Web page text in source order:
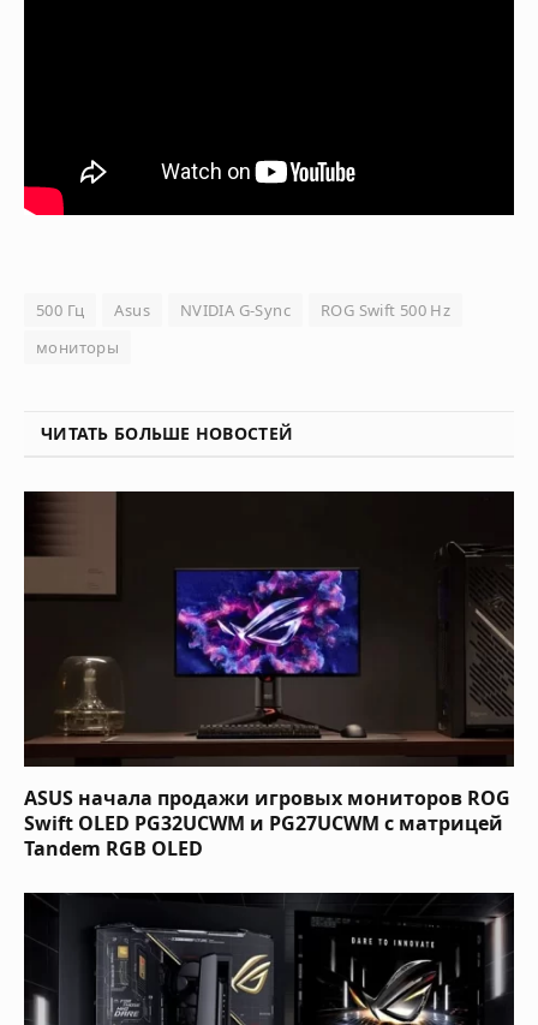
500 Гц Asus NVIDIA G-Sync
ROG Swift 500 Hz
мониторы
ЧИТАТЬ БОЛЬШЕ НОВОСТЕЙ
ASUS начала продажи игровых мониторов ROG
Swift OLED PG32UCWM и PG27UCWM с матрицей
Tandem RGB OLED